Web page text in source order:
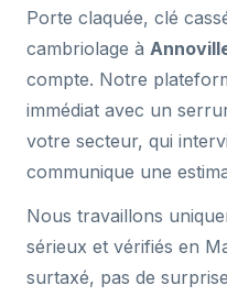
Porte claquée, clé
cambriolage à
compte. Notre
immédiat avec un
votre secteur, qui
communique une
Nous travaillons
sérieux et vérifiés en
surtaxé, pas de